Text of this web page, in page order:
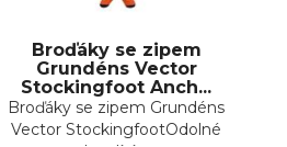
Broďáky se zipem
Grundéns Vector
Stockingfoot Anch...
Broďáky se zipem Grundéns
Vector StockingfootOdolné